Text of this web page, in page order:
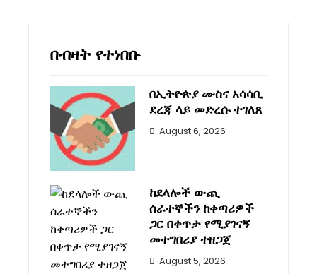
በብዛት የተነበቡ
በኢትዮጵያ ሙስና አሳሳቢ
ደረጃ ላይ መድረሱ ተገለጸ
August 6, 2026
ከደላሎች ውጪ
ሰራተኞችን ከቀጣሪዎች
ጋር በቀጥታ የሚያገናኝ
መተግበሪያ ተዘጋጀ
August 5, 2026